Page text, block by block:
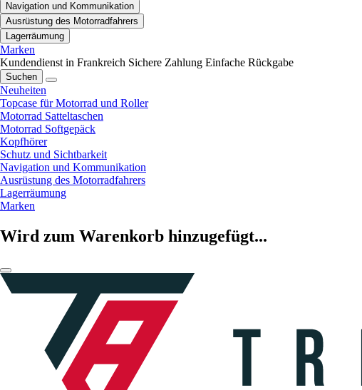
Navigation und Kommunikation
Ausrüstung des Motorradfahrers
Lagerräumung
Marken
Kundendienst in Frankreich Sichere Zahlung Einfache Rückgabe
Suchen
Neuheiten
Topcase für Motorrad und Roller
Motorrad Satteltaschen
Motorrad Softgepäck
Kopfhörer
Schutz und Sichtbarkeit
Navigation und Kommunikation
Ausrüstung des Motorradfahrers
Lagerräumung
Marken
Wird zum Warenkorb hinzugefügt...